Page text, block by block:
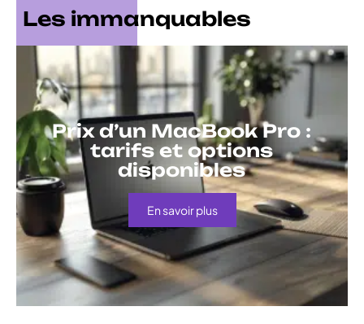
Les immanquables
Prix d’un MacBook Pro :
tarifs et options
disponibles
En savoir plus